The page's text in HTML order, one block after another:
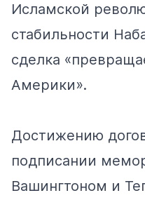
Исламской
стабильности
сделка
Америки».
Достижению
подписании
Вашингтоном и